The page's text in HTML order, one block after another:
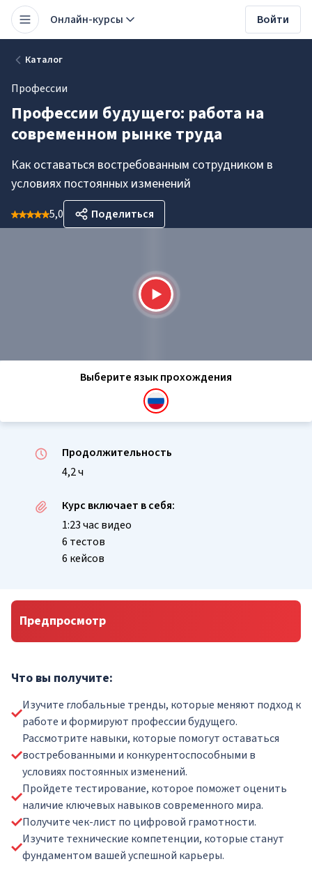
Онлайн-курсы Войти
Каталог
Профессии
Профессии будущего: работа на
современном рынке труда
Как оставаться востребованным сотрудником в
условиях постоянных изменений
5,0 Поделиться
Выберите язык прохождения
Продолжительность
4,2 ч
Курс включает в себя:
1:23 час видео
6 тестов
6 кейсов
Предпросмотр
Что вы получите:
Изучите глобальные тренды, которые меняют подход к
работе и формируют профессии будущего.
Рассмотрите навыки, которые помогут оставаться
востребованными и конкурентоспособными в
условиях постоянных изменений.
Пройдете тестирование, которое поможет оценить
наличие ключевых навыков современного мира.
Получите чек-лист по цифровой грамотности.
Изучите технические компетенции, которые станут
фундаментом вашей успешной карьеры.